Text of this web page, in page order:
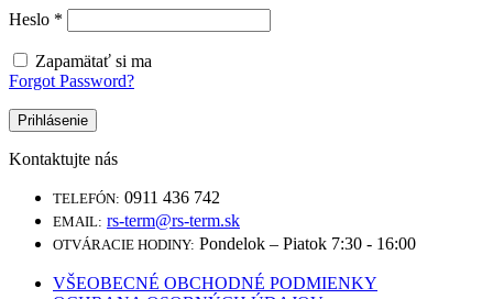
Heslo *
Zapamätať si ma
Forgot Password?
Prihlásenie
Kontaktujte nás
TELEFÓN: 0911 436 742
EMAIL: rs-term@rs-term.sk
OTVÁRACIE HODINY: Pondelok – Piatok 7:30 - 16:00
VŠEOBECNÉ OBCHODNÉ PODMIENKY